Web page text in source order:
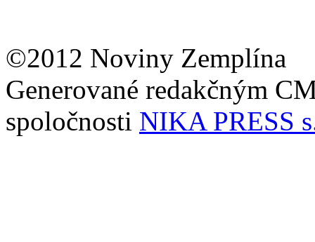
©2012 Noviny Zemplína
Generované redakčným
spoločnosti NIKA PRESS